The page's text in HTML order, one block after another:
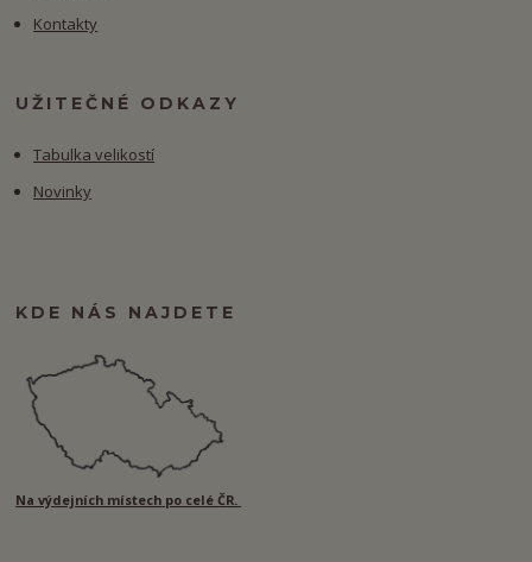
Kontakty
UŽITEČNÉ ODKAZY
Tabulka velikostí
Novinky
KDE NÁS NAJDETE
Na výdejních místech po celé ČR.